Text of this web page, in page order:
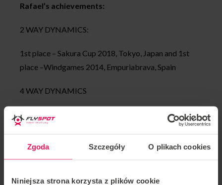
Zgoda Szczegóły O plikach cookies
Niniejsza strona korzysta z plików cookie
Rafael’s achievements:
2 WAY DYNAMICS:
1st place – Sakura Cup 2018, Tokyo, Japan and 1st
place –Windgames 2014, Empuriabrava, Spain
4 WAY DYNAMICS
1st place –World War XP 2015, Raeford, NC, USA and
1st place –Charlewars 2014, Charleroi, Belgium
2nd place –Knights of Prague 2013, Czech Republic